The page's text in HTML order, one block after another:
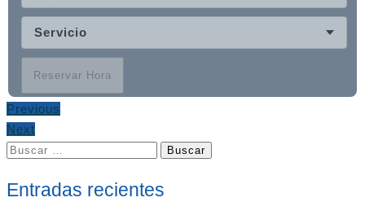
Servicio
Reservar Hora
Previous
Next
Buscar:
Entradas recientes